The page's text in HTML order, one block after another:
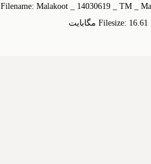
Filename: Malakoot _ 14030619 _ TM _
Filesize: 16.‎61 مگابایت